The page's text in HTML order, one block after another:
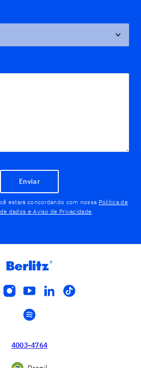
Enviar
estará concordando com nossa Política de
dados e Aviso de Privacidade
instagram
youtube
linkedin
tiktok
spotify
4003-4764